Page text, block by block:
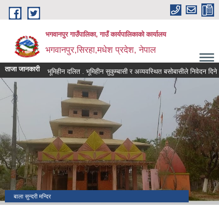
Skip to main content
भगवानपुर गाउँपालिका, गाउँ कार्यपालिकाको कार्यालय
भगवानपुर,सिरहा,मधेश प्रदेश, नेपाल
ताजा जानकारीभूमिहीन दलित . भूमिहीन सुकुम्बासी र अव्यवस्थित बसोबासीले निवेदन दिने
बाला सुन्दरी मन्दिर